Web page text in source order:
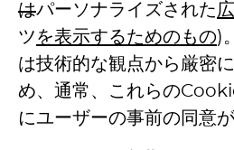
はパーソナライズされた
ツ を表示するためのもの)
は技術的な観点から厳密
め、通常、これらの
にユーザーの事前の同意が